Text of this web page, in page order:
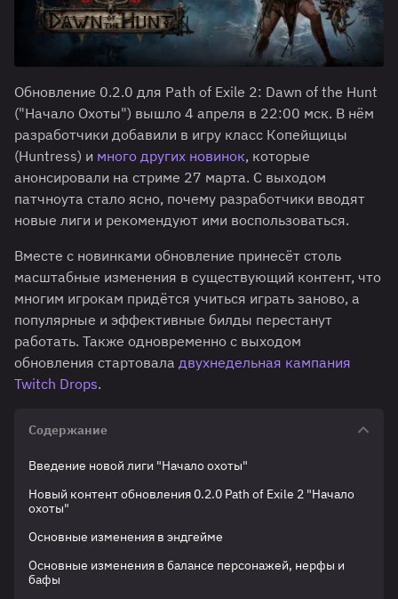
Обновление 0.2.0 для Path of Exile 2: Dawn of the Hunt
("Начало Охоты") вышло 4 апреля в 22:00 мск. В нём
разработчики добавили в игру класс Копейщицы
(Huntress) и много других новинок, которые
анонсировали на стриме 27 марта. С выходом
патчноута стало ясно, почему разработчики вводят
новые лиги и рекомендуют ими воспользоваться.
Вместе с новинками обновление принесёт столь
масштабные изменения в существующий контент, что
многим игрокам придётся учиться играть заново, а
популярные и эффективные билды перестанут
работать. Также одновременно с выходом
обновления стартовала двухнедельная кампания
Twitch Drops.
Содержание
Введение новой лиги "Начало охоты"
Новый контент обновления 0.2.0 Path of Exile 2 "Начало
охоты"
Основные изменения в эндгейме
Основные изменения в балансе персонажей, нерфы и
бафы